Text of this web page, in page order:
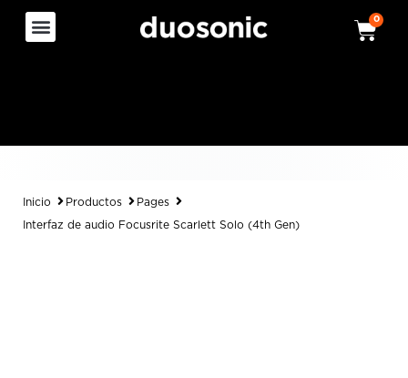
0
Inicio Productos Pages
Interfaz de audio Focusrite Scarlett Solo (4th Gen)